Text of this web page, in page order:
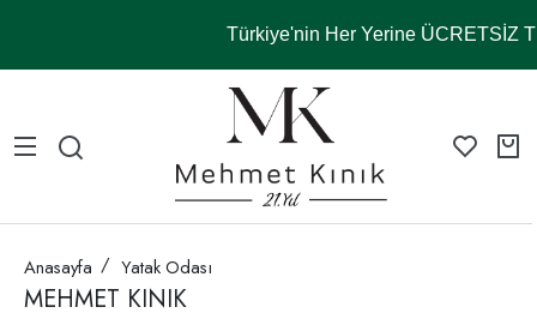
Türkiye'nin Her Yerine ÜCRETSİZ
Anasayfa Yatak Odası
MEHMET KINIK